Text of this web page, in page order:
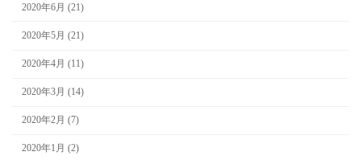
2020年6月 (21)
2020年5月 (21)
2020年4月 (11)
2020年3月 (14)
2020年2月 (7)
2020年1月 (2)